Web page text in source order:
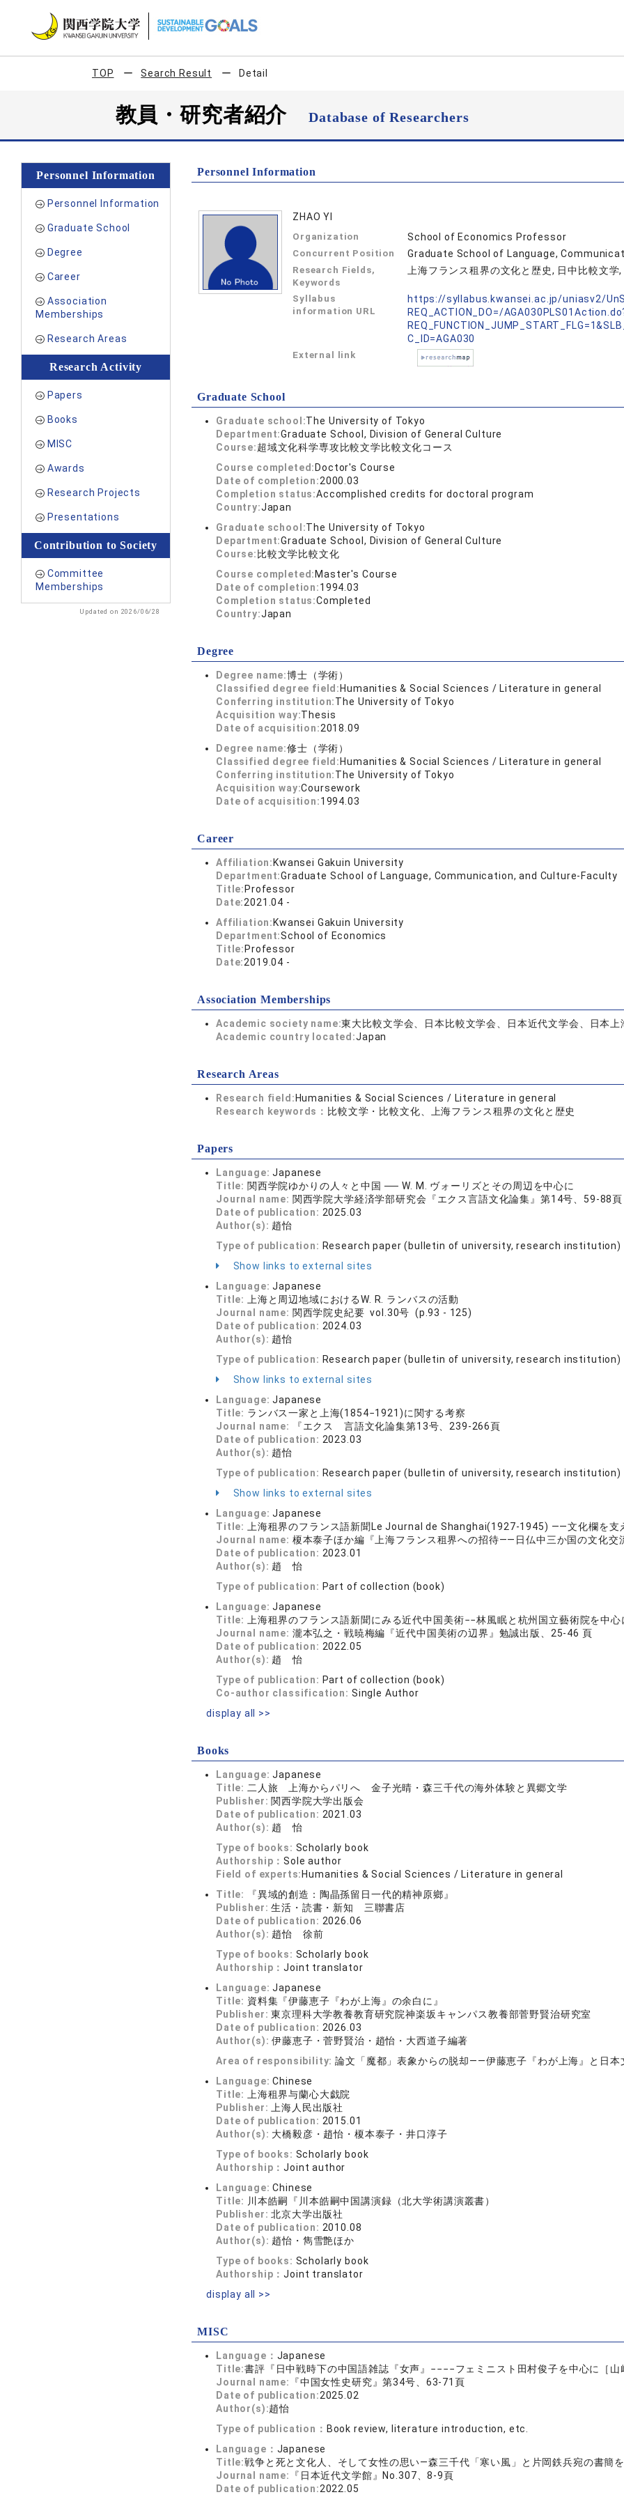
TOP Search Result Detail
教員・研究者紹介Database of Researchers
Personnel Information
Personnel Information
Graduate School
Degree
Career
Association
Memberships
Research Areas
Research Activity
Papers
Books
MISC
Awards
Research Projects
Presentations
Contribution to Society
Committee
Memberships
Updated on 2026/06/28
Personnel Information
ZHAO YI
Organization School of Economics Professor
Concurrent Position Graduate School of Language,
Research Fields,
Keywords
上海フランス租界の文化と歴史, 日中比較文
Syllabus
information URL
https://syllabus.kwansei.ac.jp/uniasv2/
REQ_ACTION_DO=/
C_ID=AGA030
External link
Graduate School
Graduate school:The University of Tokyo
Department:Graduate School, Division of General Culture
Course:超域文化科学専攻比較文学比較文化コース
Course completed: Doctor's Course
Date of completion:2000.03
Completion status:Accomplished credits for doctoral program
Country:Japan
Graduate school:The University of Tokyo
Department:Graduate School, Division of General Culture
Course: 比較文学比較文化
Course completed: Master's Course
Date of completion:1994.03
Completion status:Completed
Country:Japan
Degree
Degree name:博士（学術）
Classified degree field: Humanities & Social Sciences / Literature in general
Conferring institution:The University of Tokyo
Acquisition way:Thesis
Date of acquisition:2018.09
Degree name:修士（学術）
Classified degree field: Humanities & Social Sciences / Literature in general
Conferring institution:The University of Tokyo
Acquisition way:Coursework
Date of acquisition:1994.03
Career
Affiliation: Kwansei Gakuin University
Department:Graduate School of Language, Communication, and Culture-Faculty
Title: Professor
Date:2021.04 -
Affiliation: Kwansei Gakuin University
Department:School of Economics
Title: Professor
Date:2019.04 -
Association Memberships
Academic society name:東大比較文学会、日本比較文学会、日本近代文学会、日本
Academic country located:Japan
Research Areas
Research field: Humanities & Social Sciences / Literature in general
Research keywords： 比較文学・比較文化、上海フランス租界の文化と歴史
Papers
Language:Japanese
Title: 関西学院ゆかりの人々と中国 ── W. M. ヴォーリズとその周辺を中心に
Journal name: 関西学院大学経済学部研究会『エクス言語文化論集』第14号、59-88頁
Date of publication: 2025.03
Author(s): 趙怡
Type of publication: Research paper (bulletin of university, research institution)
Show links to external sites
Language:Japanese
Title:
上海と周辺地域におけるW. R. ランバスの活動
Journal name: 関西学院史紀要 vol.30号 (p.93 - 125)
Date of publication: 2024.03
Author(s): 趙怡
Type of publication: Research paper (bulletin of university, research institution)
Show links to external sites
Language:Japanese
Title: ランバス一家と上海(1854−1921)に関する考察
Journal name:
『エクス 言語文化論集第13号、239-266頁
Date of publication: 2023.03
Author(s): 趙怡
Type of publication: Research paper (bulletin of university, research institution)
Show links to external sites
Language:Japanese
Title:
上海租界のフランス語新聞Le Journal de Shanghai(1927-1945) ――文化欄を支
Journal name: 榎本泰子ほか編『上海フランス租界への招待――日仏中三か国の文化交
Date of publication: 2023.01
Author(s): 趙 怡
Type of publication: Part of collection (book)
Language:Japanese
Title:
上海租界のフランス語新聞にみる近代中国美術−−林風眠と杭州国立藝術院を中心
Journal name: 瀧本弘之・戦暁梅編『近代中国美術の辺界』勉誠出版、25-46 頁
Date of publication: 2022.05
Author(s): 趙 怡
Type of publication: Part of collection (book)
Co-author classification: Single Author
display all >>
Books
Language:Japanese
Title: 二人旅 上海からパリへ 金子光晴・森三千代の海外体験と異郷文学
Publisher: 関西学院大学出版会
Date of publication: 2021.03
Author(s): 趙 怡
Type of books: Scholarly book
Authorship：Sole author
Field of experts: Humanities & Social Sciences / Literature in general
Title:
『異域的創造：陶晶孫留日一代的精神原鄉』
Publisher:生活・読書・新知 三聯書店
Date of publication: 2026.06
Author(s): 趙怡 徐前
Type of books: Scholarly book
Authorship：Joint translator
Language:Japanese
Title: 資料集『伊藤恵子『わが上海』の余白に』
Publisher:東京理科大学教養教育研究院神楽坂キャンパス教養部菅野賢治研究室
Date of publication: 2026.03
Author(s):伊藤恵子・菅野賢治・趙怡・大西道子編著
Area of responsibility:論文「魔都」表象からの脱却――伊藤恵子『わが上海』と日本
Language:Chinese
Title:
上海租界与蘭心大戯院
Publisher:
上海人民出版社
Date of publication: 2015.01
Author(s): 大橋毅彦・趙怡・榎本泰子・井口淳子
Type of books: Scholarly book
Authorship：Joint author
Language:Chinese
Title: 川本皓嗣『川本皓嗣中国講演録（北大学術講演叢書）
Publisher:北京大学出版社
Date of publication: 2010.08
Author(s): 趙怡・雋雪艶ほか
Type of books: Scholarly book
Authorship：Joint translator
display all >>
MISC
Language： Japanese
Title:書評『日中戦時下の中国語雑誌『女声』−−−−フェミニスト田村俊子を中心に［
Journal name:
『中国女性史研究』第34号、63-71頁
Date of publication:2025.02
Author(s):趙怡
Type of publication： Book review, literature introduction, etc.
Language： Japanese
Title:戦争と死と文化人、そして女性の思い―森三千代「寒い風」と片岡鉄兵宛の書簡
Journal name:
『日本近代文学館』No.307、8-9頁
Date of publication:2022.05